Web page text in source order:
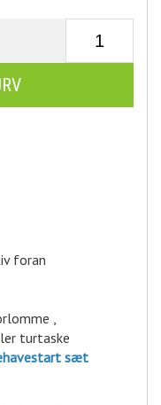
foran
,
turtaske
sæt